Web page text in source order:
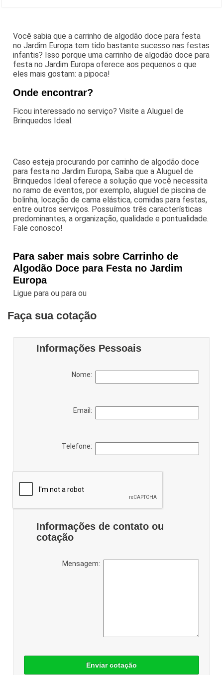
Você sabia que a carrinho de algodão doce para festa
no Jardim Europa tem tido bastante sucesso nas festas
infantis? Isso porque uma carrinho de algodão doce para
festa no Jardim Europa oferece aos pequenos o que
eles mais gostam: a pipoca!
Onde encontrar?
Ficou interessado no serviço? Visite a Aluguel de
Brinquedos Ideal.
Caso esteja procurando por carrinho de algodão doce
para festa no Jardim Europa, Saiba que a Aluguel de
Brinquedos Ideal oferece a solução que você necessita
no ramo de eventos, por exemplo, aluguel de piscina de
bolinha, locação de cama elástica, comidas para festas,
entre outros serviços. Possuímos três características
predominantes, a organização, qualidade e pontualidade.
Fale conosco!
Para saber mais sobre Carrinho de
Algodão Doce para Festa no Jardim
Europa
Ligue paraou paraou
Faça sua cotação
Informações Pessoais
Nome:
Email:
Telefone:
Informações de contato ou
cotação
Mensagem:
Enviar cotação